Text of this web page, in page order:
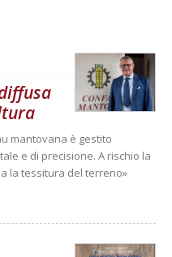
mantovana è gestito
e di precisione. A rischio la
la tessitura del terreno»